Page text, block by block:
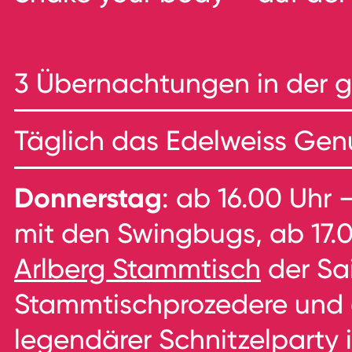
3 Übernachtungen in der
Täglich das Edelweiss
Donnerstag: ab 16.00 Uhr
mit den Swingbugs, ab
Arlberg Stammtisch der
Stammtischprozedere
legendärer Schnitzelparty